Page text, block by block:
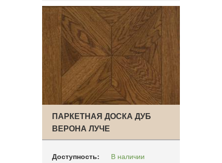
ПАРКЕТНАЯ ДОСКА ДУБ
ВЕРОНА ЛУЧЕ
Доступность:
В наличии